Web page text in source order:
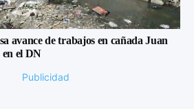
avance de trabajos en cañada Juan
en el DN